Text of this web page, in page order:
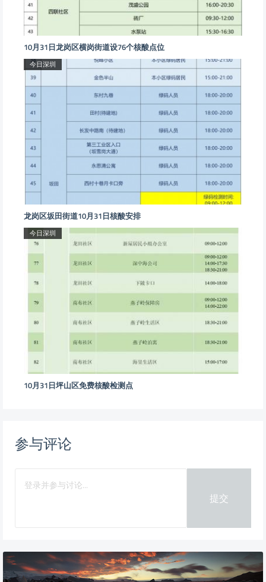
10月31日龙岗区横岗街道设76个核酸点位
今日深圳
龙岗区坂田街道10月31日核酸安排
今日深圳
10月31日坪山区免费核酸检测点
参与评论
提交